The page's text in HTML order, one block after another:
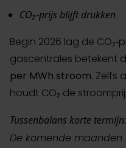
CO₂‑prijs blijft drukken
Begin 2026 lag de
gascentrales betekent
per MWh stroom. Zelfs
houdt CO₂ de
Tussenbalans korte termijn:
De komende